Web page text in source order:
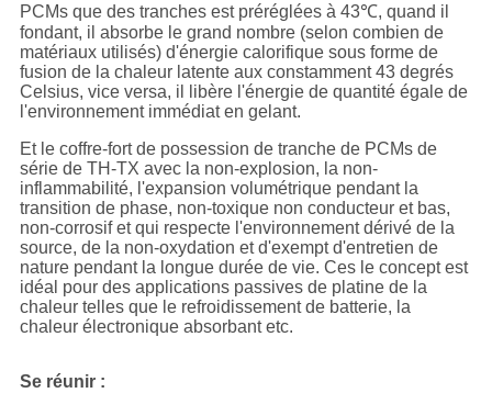
PCMs que des tranches est préréglées à 43℃, quand il
fondant, il absorbe le grand nombre (selon combien de
matériaux utilisés) d'énergie calorifique sous forme de
fusion de la chaleur latente aux constamment 43 degrés
Celsius, vice versa, il libère l'énergie de quantité égale de
l'environnement immédiat en gelant.
Et le coffre-fort de possession de tranche de PCMs de
série de TH-TX avec la non-explosion, la non-
inflammabilité, l'expansion volumétrique pendant la
transition de phase, non-toxique non conducteur et bas,
non-corrosif et qui respecte l'environnement dérivé de la
source, de la non-oxydation et d'exempt d'entretien de
nature pendant la longue durée de vie. Ces le concept est
idéal pour des applications passives de platine de la
chaleur telles que le refroidissement de batterie, la
chaleur électronique absorbant etc.
Se réunir :